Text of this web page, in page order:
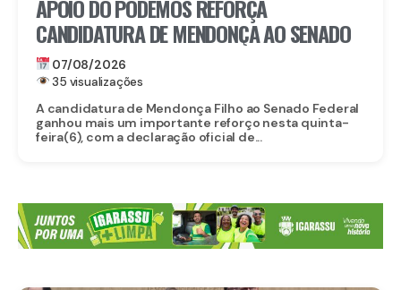
APOIO DO PODEMOS REFORÇA
CANDIDATURA DE MENDONÇA AO SENADO
07/08/2026
35 visualizações
A candidatura de Mendonça Filho ao Senado Federal
ganhou mais um importante reforço nesta quinta-
feira(6), com a declaração oficial de...